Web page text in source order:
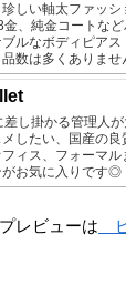
珍しい軸太ファッ
金、純金コートな
ブルなボディピア
数は多くありませ
♪
差し掛かる管理人
メしたい、国産の
ィス、フォーマ
がお気に入りです◎
レビューは